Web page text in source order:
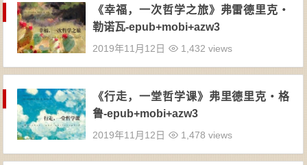
《幸福，一次哲学之旅》弗雷德里克・
勒诺瓦-epub+mobi+azw3
2019年11月12日 1,432 views
《行走，一堂哲学课》弗里德里克・格
鲁-epub+mobi+azw3
2019年11月12日 1,478 views